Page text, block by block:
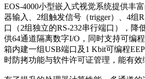
EOS-4000小型嵌入式视觉系统提供丰
器输入、2组触发信号（trigger）、4组
口（2组独立的RS-232串行端口），降
供64通道隔离数字I/O，同时支持可编
箱内建一组USB端口及1 Kbit可编程
时防拷功能与软件许可证管理，能有效